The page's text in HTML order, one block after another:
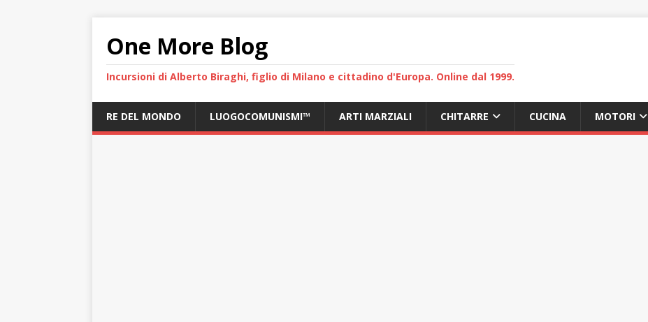
One More Blog
Incursioni di Alberto Biraghi, figlio di Milano e cittadino d'Europa. Online dal 1999.
RE DEL MONDO LUOGOCOMUNISMI™ ARTI MARZIALI CHITARRE CUCINA MOTORI